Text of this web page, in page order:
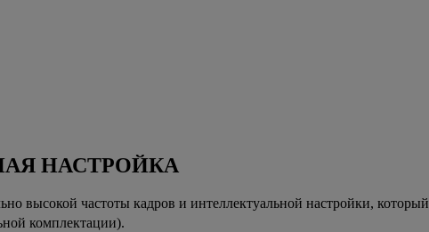
НАСТРОЙКА
высокой частоты кадров и интеллектуальной настройки,
комплектации).